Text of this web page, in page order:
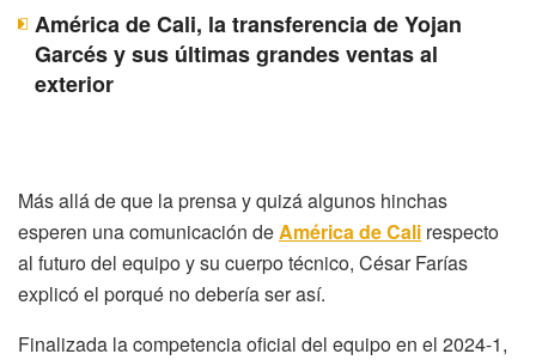
América de Cali, la transferencia de Yojan
Garcés y sus últimas grandes ventas al
exterior
Más allá de que la prensa y quizá algunos hinchas
esperen una comunicación deAmérica de Cali respecto
al futuro del equipo y su cuerpo técnico, César Farías
explicó el porqué no debería ser así.
Finalizada la competencia oficial del equipo en el 2024-1,